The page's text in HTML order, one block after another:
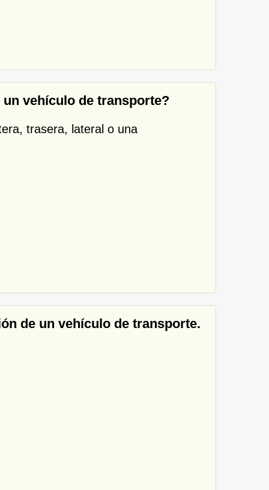
vehículo de transporte?
trasera, lateral o una
de un vehículo de transporte.